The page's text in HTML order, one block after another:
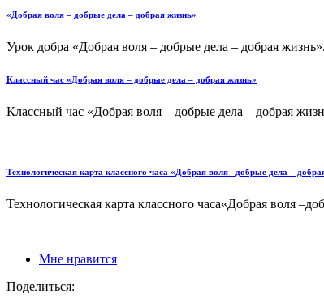
«Добрая воля – добрые дела – добрая жизнь»
Урок добра «Добрая воля – добрые дела – добрая
Классный час «Добрая воля – добрые дела – добрая жизнь»
Классный час «Добрая воля – добрые дела – добрая
Технологическая карта классного часа «Добрая воля –добрые дела –
Технологическая карта классного часа«Добрая воля
Мне нравится
Поделиться: